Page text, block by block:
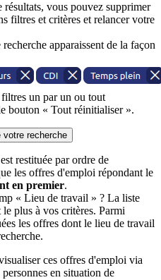
résultats, vous pouvez supprimer
filtres et critères et relancer votre
apparaissent de la façon
un par un ou tout
bouton « Tout réinitialiser ».
recherche
restituée par ordre de
les offres d'emploi répondant le
en premier.
« Lieu de travail » ? La liste
plus à vos critères. Parmi
les offres dont le lieu de travail
ces offres d'emploi via
en situation de